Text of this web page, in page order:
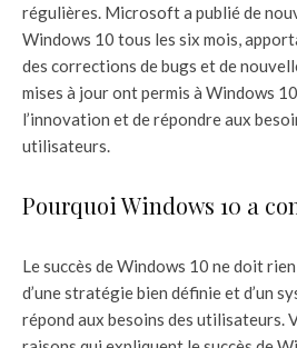
régulières. Microsoft a publié de
Windows 10 tous les six mois,
des corrections de bugs et de
mises à jour ont permis à Windows
l’innovation et de répondre aux
utilisateurs.
Pourquoi Windows 10 a
Le succès de Windows 10 ne doit
d’une stratégie bien définie et d’un
répond aux besoins des utilisateurs.